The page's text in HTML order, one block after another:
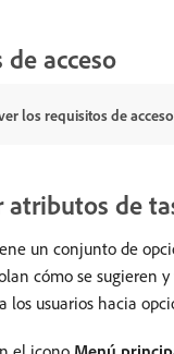
acceso
los requisitos de
atributos de
un conjunto de
cómo se sugieren
los usuarios hacia